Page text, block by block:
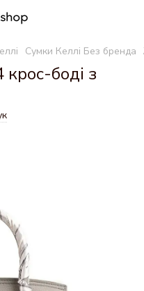
Сумки Келлі Без бренда
боді з